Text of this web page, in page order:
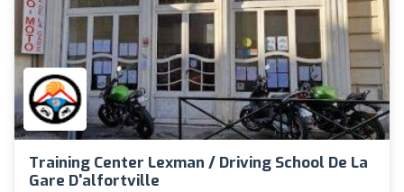
Training Center Lexman / Driving School De La
Gare D'alfortville